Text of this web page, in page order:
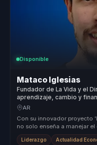
Disponible
Mataco Iglesias
Fundador de La Vida y el
aprendizaje, cambio y
evolución para equipos.
AR
Con su innovador proyecto
no solo enseña a manejar
también ...
Liderazgo Actualidad